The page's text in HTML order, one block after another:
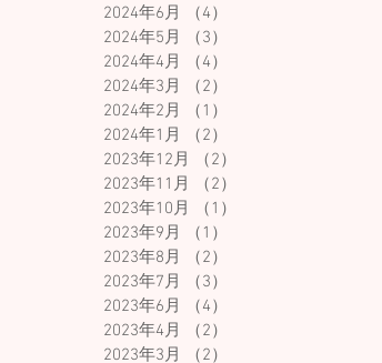
2024年6月
（4）
2024年5月
（3）
2024年4月
（4）
2024年3月
（2）
2024年2月
（1）
2024年1月
（2）
2023年12月
（2）
2023年11月
（2）
2023年10月
（1）
2023年9月
（1）
2023年8月
（2）
2023年7月
（3）
2023年6月
（4）
2023年4月
（2）
2023年3月
（2）